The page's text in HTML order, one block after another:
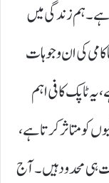
ہم زندگی میں
کی ان وجوہات
ٹاپک کافی اہم
کو متاثر کرتا ہے،
ہی محدود ہیں۔ آج